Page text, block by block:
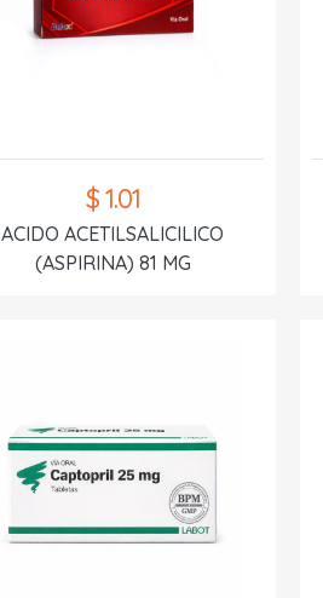
$ 1.01
ACIDO ACETILSALICILICO
(ASPIRINA) 81 MG